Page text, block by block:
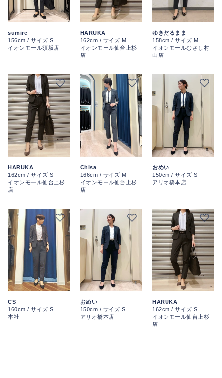
sumire
156cm / サイズ S
イオンモール須坂店
HARUKA
162cm / サイズ M
イオンモール仙台上杉
店
ゆきだるまま
158cm / サイズ M
イオンモールむさし村
山店
HARUKA
162cm / サイズ S
イオンモール仙台上杉
店
Chisa
166cm / サイズ M
イオンモール仙台上杉
店
おめい
150cm / サイズ S
アリオ橋本店
CS
160cm / サイズ S
本社
おめい
150cm / サイズ S
アリオ橋本店
HARUKA
162cm / サイズ S
イオンモール仙台上杉
店